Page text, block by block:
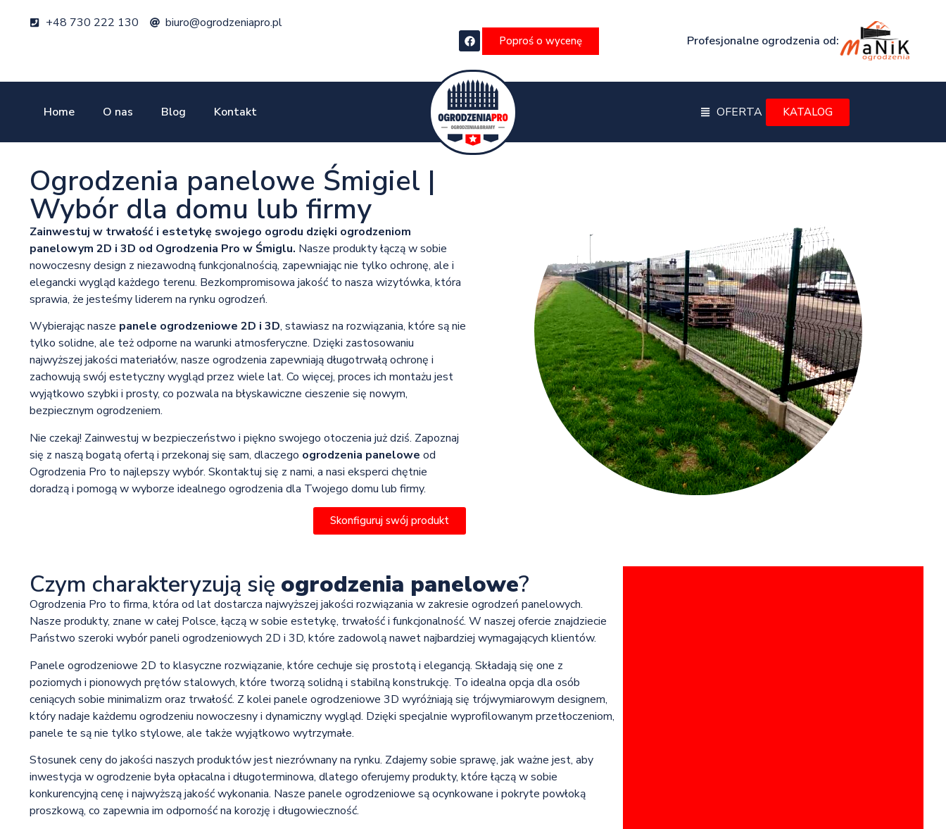
+48 730 222 130 biuro@ogrodzeniapro.pl
Poproś o wycenę Profesjonalne ogrodzenia od:
Home O nas Blog Kontakt OFERTA KATALOG
Ogrodzenia panelowe Śmigiel |
Wybór dla domu lub firmy
Zainwestuj w trwałość i estetykę swojego ogrodu dzięki ogrodzeniom
panelowym 2D i 3D od Ogrodzenia Pro w Śmiglu. Nasze produkty łączą w sobie
nowoczesny design z niezawodną funkcjonalnością, zapewniając nie tylko ochronę, ale i
elegancki wygląd każdego terenu. Bezkompromisowa jakość to nasza wizytówka, która
sprawia, że jesteśmy liderem na rynku ogrodzeń.
Wybierając nasze panele ogrodzeniowe 2D i 3D, stawiasz na rozwiązania, które są nie
tylko solidne, ale też odporne na warunki atmosferyczne. Dzięki zastosowaniu
najwyższej jakości materiałów, nasze ogrodzenia zapewniają długotrwałą ochronę i
zachowują swój estetyczny wygląd przez wiele lat. Co więcej, proces ich montażu jest
wyjątkowo szybki i prosty, co pozwala na błyskawiczne cieszenie się nowym,
bezpiecznym ogrodzeniem.
Nie czekaj! Zainwestuj w bezpieczeństwo i piękno swojego otoczenia już dziś. Zapoznaj
się z naszą bogatą ofertą i przekonaj się sam, dlaczego ogrodzenia panelowe od
Ogrodzenia Pro to najlepszy wybór. Skontaktuj się z nami, a nasi eksperci chętnie
doradzą i pomogą w wyborze idealnego ogrodzenia dla Twojego domu lub firmy.
Skonfiguruj swój produkt
Czym charakteryzują się ogrodzenia panelowe?
Ogrodzenia Pro to firma, która od lat dostarcza najwyższej jakości rozwiązania w zakresie ogrodzeń panelowych.
Nasze produkty, znane w całej Polsce, łączą w sobie estetykę, trwałość i funkcjonalność. W naszej ofercie znajdziecie
Państwo szeroki wybór paneli ogrodzeniowych 2D i 3D, które zadowolą nawet najbardziej wymagających klientów.
Panele ogrodzeniowe 2D to klasyczne rozwiązanie, które cechuje się prostotą i elegancją. Składają się one z
poziomych i pionowych prętów stalowych, które tworzą solidną i stabilną konstrukcję. To idealna opcja dla osób
ceniących sobie minimalizm oraz trwałość. Z kolei panele ogrodzeniowe 3D wyróżniają się trójwymiarowym designem,
który nadaje każdemu ogrodzeniu nowoczesny i dynamiczny wygląd. Dzięki specjalnie wyprofilowanym przetłoczeniom,
panele te są nie tylko stylowe, ale także wyjątkowo wytrzymałe.
Stosunek ceny do jakości naszych produktów jest niezrównany na rynku. Zdajemy sobie sprawę, jak ważne jest, aby
inwestycja w ogrodzenie była opłacalna i długoterminowa, dlatego oferujemy produkty, które łączą w sobie
konkurencyjną cenę i najwyższą jakość wykonania. Nasze panele ogrodzeniowe są ocynkowane i pokryte powłoką
proszkową, co zapewnia im odporność na korozję i długowieczność.